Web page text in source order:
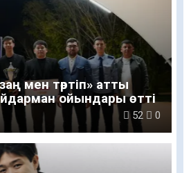
мен тәртіп» атты
ойындары өтті
52 0